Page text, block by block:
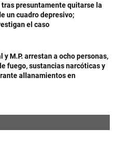
presuntamente quitarse la
un cuadro depresivo;
el caso
y M.P. arrestan a ocho personas,
fuego, sustancias narcóticas y
allanamientos en